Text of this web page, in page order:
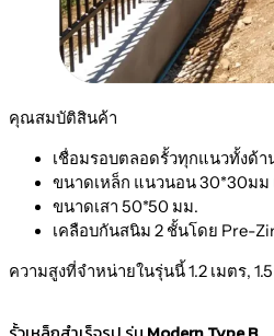
คุณสมบัติสินค้า
เชื่อมรอบตลอดรั้วทุกแนวทั้งด้า
ขนาดเหล็ก แนวนอน 30*30มม
ขนาดเสา 50*50 มม.
เคลือบกันสนิม 2 ชั้นโดย Pre-
ความสูงที่จำหน่ายในรุ่นนี้ 1.2 เมตร,